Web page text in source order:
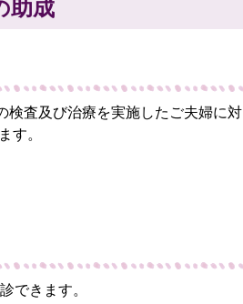
助成
検査及び治療を実施したご夫婦に対
す。
できます。